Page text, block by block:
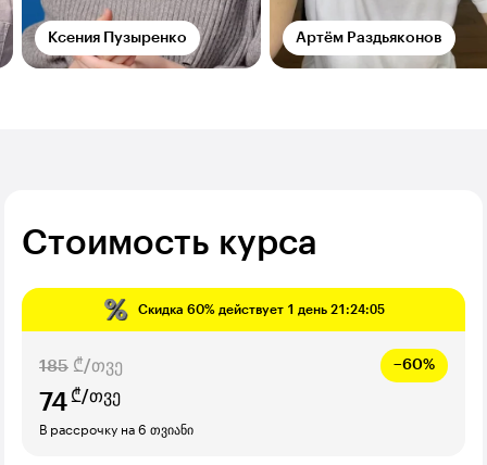
Ксения Пузыренко Артём Раздьяконов
Стоимость курса
Скидка 60%действует 1 день 21:24:04
185 ₾/თვე −60%
74₾/თვე
В рассрочку на 6 თვიანი